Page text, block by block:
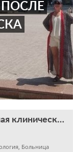
Челябинская областная клиническая больница
Больница